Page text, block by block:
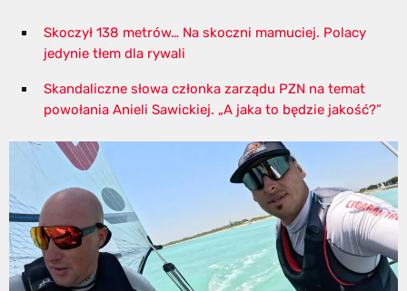
Skoczył 138 metrów… Na skoczni mamuciej. Polacy
jedynie tłem dla rywali
Skandaliczne słowa członka zarządu PZN na temat
powołania Anieli Sawickiej. „A jaka to będzie jakość?”